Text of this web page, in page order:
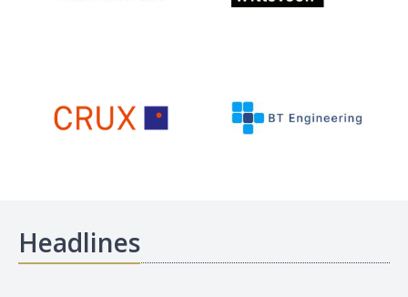
Headlines